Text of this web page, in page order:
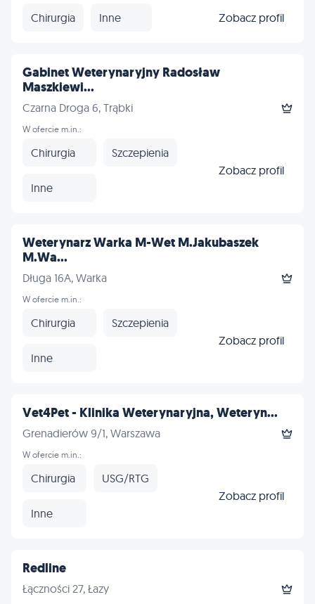
Chirurgia Inne Zobacz profil
Gabinet Weterynaryjny Radosław
Maszkiewi...
Czarna Droga 6, Trąbki
W ofercie m.in.:
Chirurgia Szczepienia
Inne
Zobacz profil
Weterynarz Warka M-Wet M.Jakubaszek
M.Wa...
Długa 16A, Warka
W ofercie m.in.:
Chirurgia Szczepienia
Inne
Zobacz profil
Vet4Pet - Klinika Weterynaryjna, Weteryn...
Grenadierów 9/1, Warszawa
W ofercie m.in.:
Chirurgia USG/RTG
Inne
Zobacz profil
Redline
Łączności 27, Łazy